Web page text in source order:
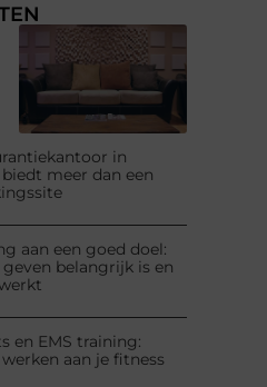
in
meer dan een
aan een goed doel:
belangrijk is en
en EMS training:
aan je fitness